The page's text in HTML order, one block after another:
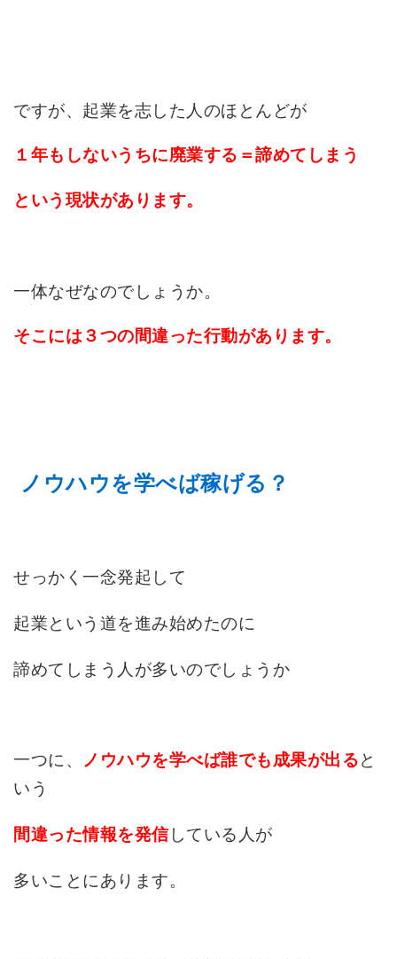
ですが、起業を志した人のほとんどが
１年もしないうちに廃業する＝諦めてしまう
という現状があります。
一体なぜなのでしょうか。
そこには３つの間違った行動があります。
ノウハウを学べば稼げる？
せっかく一念発起して
起業という道を進み始めたのに
諦めてしまう人が多いのでしょうか
一つに、 ノウハウを学べば誰でも成果が出ると
いう
間違った情報を発信している人が
多いことにあります。